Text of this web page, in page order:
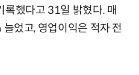
했다고 31일 밝혔다. 매
었고, 영업이익은 적자 전